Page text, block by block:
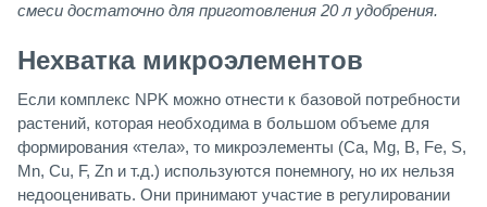
смеси достаточно для приготовления 20 л удобрения.
Нехватка микроэлементов
Если комплекс NPK можно отнести к базовой потребности
растений, которая необходима в большом объеме для
формирования «тела», то микроэлементы (Са, Mg, В, Fe, S,
Mn, Cu, F, Zn и т.д.) используются понемногу, но их нельзя
недооценивать. Они принимают участие в регулировании